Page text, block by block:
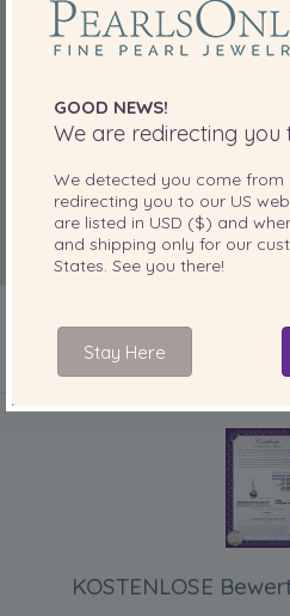
KOSTENLOSE
GOOD NEWS!
We are redirecting you
We detected you come from
redirecting you to our US
are listed in USD ($) and
and shipping only for our
States . See you there!
Stay Here